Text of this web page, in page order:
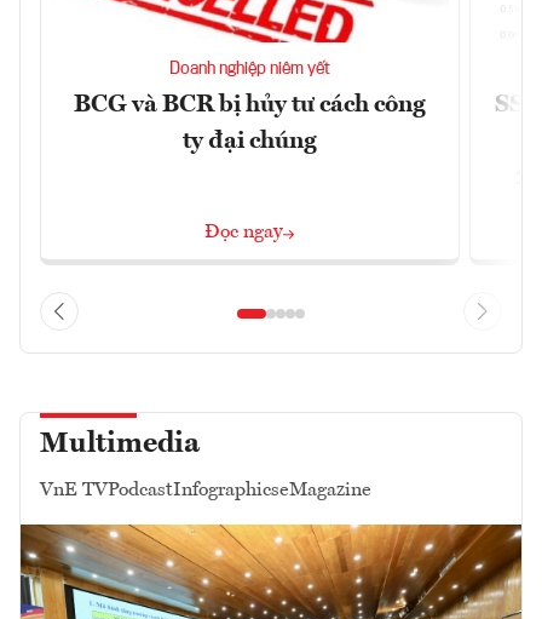
Doanh nghiệp niêm yết
BCG và BCR bị hủy tư cách công
ty đại chúng
Đọc ngay
SSI
Multimedia
VnE TVPodcastInfographicseMagazine